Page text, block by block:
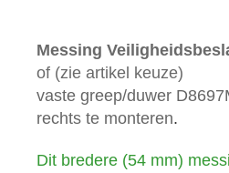
Messing
of (zie artikel keuze)
vaste greep/duwer
rechts te monteren.
Dit bredere (54 mm)